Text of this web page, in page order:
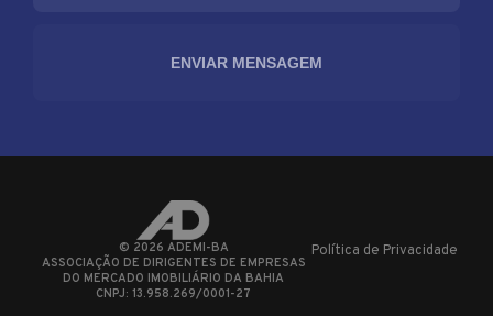
© 2026 ADEMI-BA
ASSOCIAÇÃO DE DIRIGENTES DE EMPRESAS
DO MERCADO IMOBILIÁRIO DA BAHIA
CNPJ: 13.958.269/0001-27
Política de Privacidade